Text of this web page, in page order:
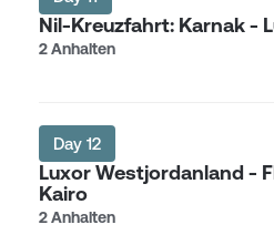
Nil-Kreuzfahrt: Karnak -
2 Anhalten
Day 12
Luxor Westjordanland -
Kairo
2 Anhalten